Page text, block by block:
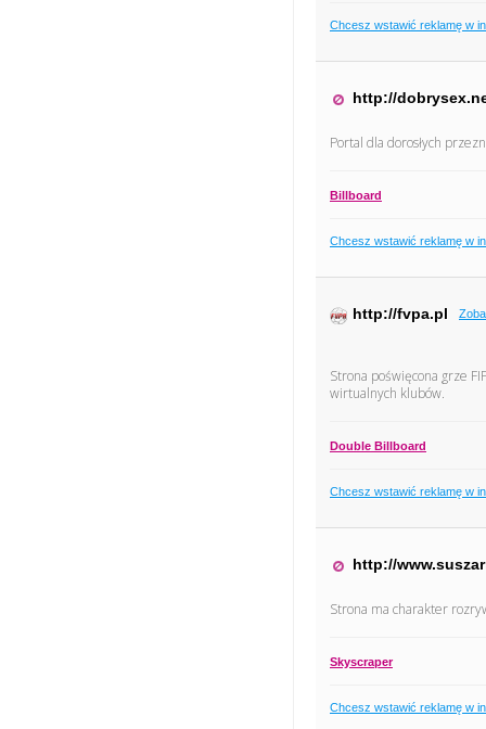
Chcesz wstawić reklamę w
http://
Portal dla dorosłych
Billboard
Chcesz wstawić reklamę w
http://fvpa.pl
Strona poświęcona grze
wirtualnych klubów.
Double Billboard
Chcesz wstawić reklamę w
http://
Strona ma charakter
Skyscraper
Chcesz wstawić reklamę w